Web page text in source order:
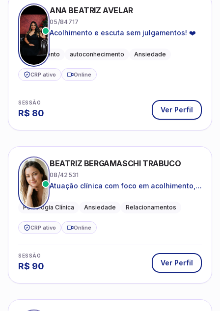
ANA BEATRIZ AVELAR
05/84717
Acolhimento e escuta sem julgamentos! ❤️
Acolhimento autoconhecimento Ansiedade
CRP ativo Online
SESSÃO
R$ 80 Ver Perfil
BEATRIZ BERGAMASCHI TRABUCO
08/42531
Atuação clínica com foco em acolhimento,
Psicologia Clínica Ansiedade Relacionamentos
CRP ativo Online
SESSÃO
R$ 90 Ver Perfil